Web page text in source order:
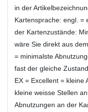
in der
Kartensprache: engl. =
der Kartenzustände:
wäre Sie direkt aus
= minimalste
fast der gleiche
EX = Excellent = kleine
kleine weisse Stellen
Abnutzungen an der